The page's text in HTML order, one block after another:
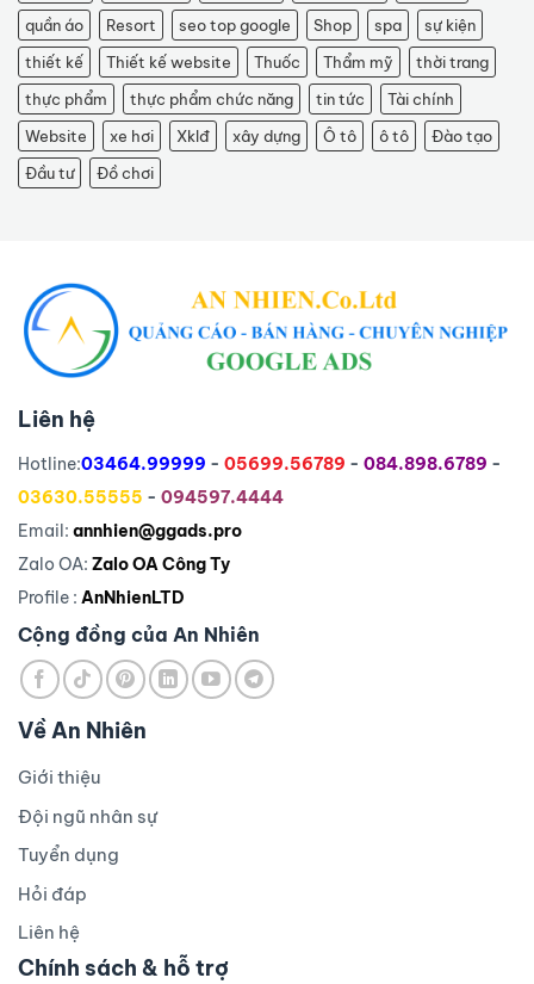
quần áo
Resort seo top google Shop spa
sự kiện
thiết kế
Thiết kế website Thuốc Thẩm mỹ
thời trang
thực phẩm
thực phẩm chức năng tin tức
Tài chính
Website
xe hơi Xklđ xây dựng Ô tô ô tô
Đào tạo
Đầu tư
Đồ chơi
Liên hệ
Hotline:03464.99999 - 05699.56789 - 084.898.6789 -
03630.55555 - 094597.4444
Email: annhien@ggads.pro
Zalo OA: Zalo OA Công Ty
Profile : AnNhienLTD
Cộng đồng của An Nhiên
Về An Nhiên
Giới thiệu
Đội ngũ nhân sự
Tuyển dụng
Hỏi đáp
Liên hệ
Chính sách & hỗ trợ